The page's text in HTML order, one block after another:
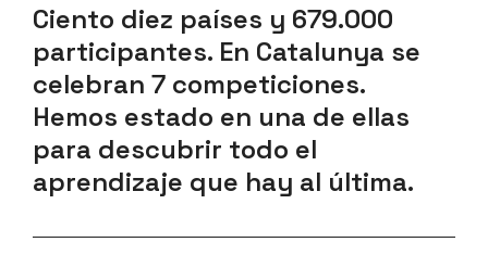
Ciento diez países y 679.000
participantes. En Catalunya se
celebran 7 competiciones.
Hemos estado en una de ellas
para descubrir todo el
aprendizaje que hay al última.